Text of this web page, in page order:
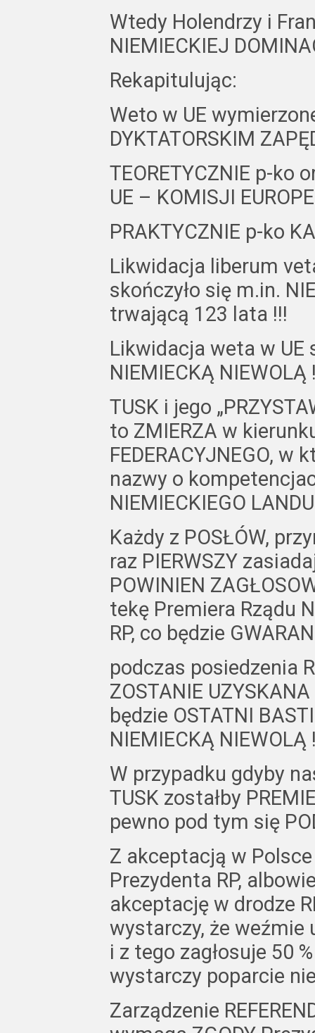
Wtedy Holendrzy i
NIEMIECKIEJ
Rekapitulując:
Weto w UE
DYKTATORSKIM
TEORETYCZNIE p-ko
UE – KOMISJI
PRAKTYCZNIE p-ko
Likwidacja liberum
skończyło się m.in.
trwającą 123 lata !!!
Likwidacja weta w UE
NIEMIECKĄ NIEWOLĄ
TUSK i jego
to ZMIERZA w
FEDERACYJNEGO,
nazwy o
NIEMIECKIEGO
Każdy z POSŁÓW,
raz PIERWSZY
POWINIEN
tekę Premiera Rządu
RP, co będzie
podczas posiedzenia
ZOSTANIE
będzie OSTATNI
NIEMIECKĄ NIEWOLĄ
W przypadku gdyby
TUSK zostałby
pewno pod tym się
Z akceptacją w
Prezydenta RP,
akceptację w drodze
wystarczy, że weźmie
i z tego zagłosuje 50
wystarczy poparcie
Zarządzenie